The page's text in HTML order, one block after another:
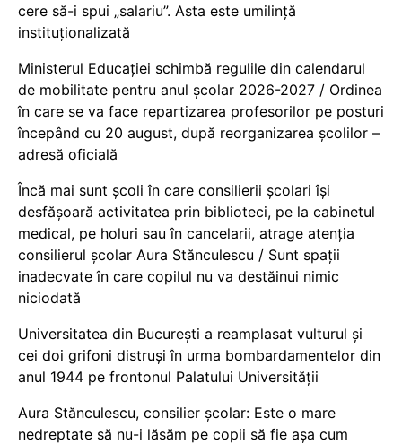
cere să-i spui „salariu”. Asta este umilință
instituționalizată
Ministerul Educației schimbă regulile din calendarul
de mobilitate pentru anul școlar 2026-2027 / Ordinea
în care se va face repartizarea profesorilor pe posturi
începând cu 20 august, după reorganizarea școlilor –
adresă oficială
Încă mai sunt școli în care consilierii școlari își
desfășoară activitatea prin biblioteci, pe la cabinetul
medical, pe holuri sau în cancelarii, atrage atenția
consilierul școlar Aura Stănculescu / Sunt spații
inadecvate în care copilul nu va destăinui nimic
niciodată
Universitatea din București a reamplasat vulturul și
cei doi grifoni distruși în urma bombardamentelor din
anul 1944 pe frontonul Palatului Universității
Aura Stănculescu, consilier școlar: Este o mare
nedreptate să nu-i lăsăm pe copii să fie așa cum